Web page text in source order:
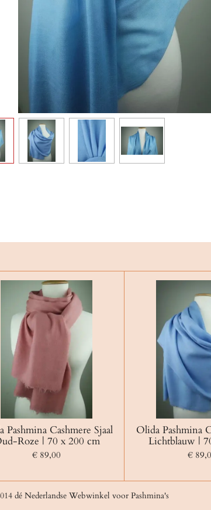
Pashmina Cashmere Sjaal
Roze | 70 x 200 cm
€ 89,00
Olida Pashmina
Lichtblauw |
€
dé Nederlandse Webwinkel voor Pashmina's